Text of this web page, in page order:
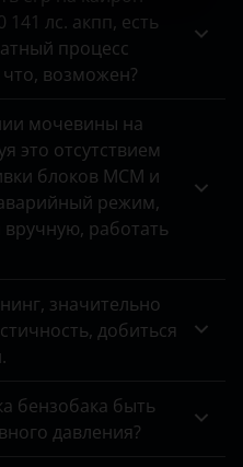
141 лс. акпп, есть
процесс
возможен?
мочевины на
это отсутствием
блоков MCM и
режим,
работать
значительно
добиться
бензобака быть
давления?